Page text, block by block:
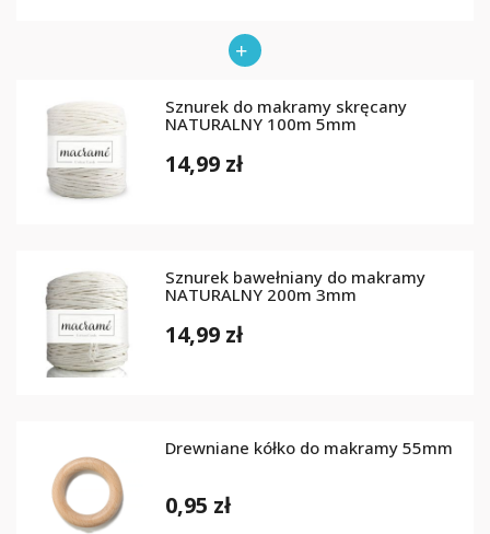
Sznurek do makramy skręcany
NATURALNY 100m 5mm
14,99 zł
Sznurek bawełniany do makramy
NATURALNY 200m 3mm
14,99 zł
Drewniane kółko do makramy 55mm
0,95 zł